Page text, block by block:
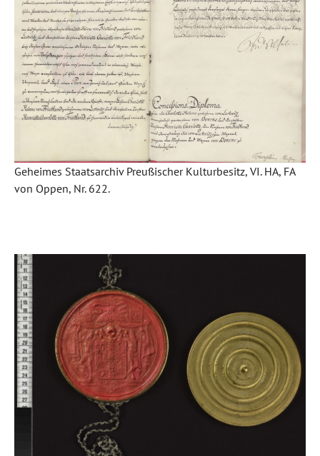
Geheimes Staatsarchiv Preußischer Kulturbesitz, VI. HA, FA
von Oppen, Nr. 622.